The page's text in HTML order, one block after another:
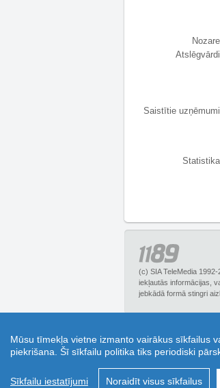
Mūsu tīmekļa vietne izmanto vairākus sīkfailus
piekrišana. Šī sīkfailu politika tiks periodiski
Sīkfailu iestatījumi Noraidīt visus sīkfailus
Saistītie
(c) SIA TeleMedia
iekļautās informācijas,
jebkādā formā stingri
1189.lv – Biznesa
Tā ir lieliska iespēja
jautājumus online